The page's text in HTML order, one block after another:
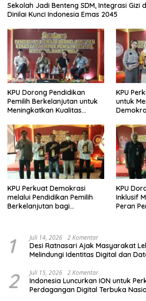
Sekolah Jadi Benteng SDM, Integrasi Gizi
Dinilai Kunci Indonesia Emas 2045
KPU Dorong Pendidikan
Pemilih Berkelanjutan untuk
Meningkatkan Kualitas
KPU
untuk
KPU Perkuat Demokrasi
melalui Pendidikan Pemilih
Berkelanjutan bagi
KPU
Inklusif
Peran
1 Juli 14, 2026 2 Komentar
Desi Ratnasari Ajak Masyarakat
Melindungi Identitas Digital dan
2 Juli 15, 2026 2 Komentar
Indonesia Luncurkan ION untuk
Perdagangan Digital Terbuka